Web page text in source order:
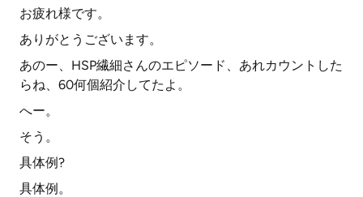
お疲れ様です。
ありがとうございます。
あのー、HSP繊細さんのエピソード、あれカウントした
らね、60何個紹介してたよ。
へー。
そう。
具体例?
具体例。